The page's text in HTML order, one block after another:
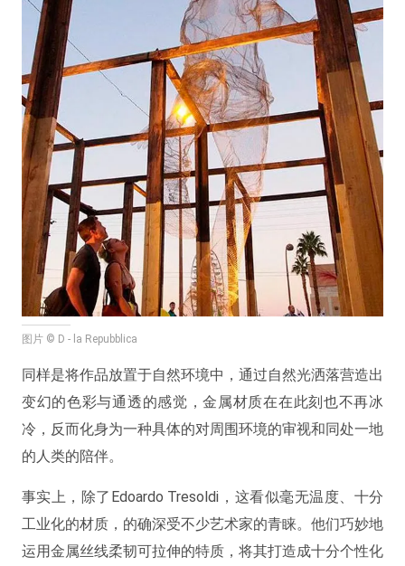
图片 © D - la Repubblica
同样是将作品放置于自然环境中，通过自然光洒落营造出
变幻的色彩与通透的感觉，金属材质在在此刻也不再冰
冷，反而化身为一种具体的对周围环境的审视和同处一地
的人类的陪伴。
事实上，除了Edoardo Tresoldi，这看似毫无温度、十分
工业化的材质，的确深受不少艺术家的青睐。他们巧妙地
运用金属丝线柔韧可拉伸的特质，将其打造成十分个性化